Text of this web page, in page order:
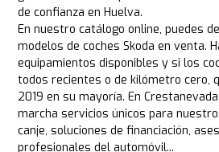
de confianza en Huelva.
En nuestro catálogo online, puedes
modelos de coches Skoda en venta.
equipamientos disponibles y si los
todos recientes o de kilómetro cero,
2019 en su mayoría. En
marcha servicios únicos para
canje, soluciones de financiación,
profesionales del automóvil...